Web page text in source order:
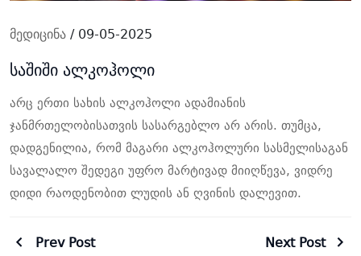
მედიცინა / 09-05-2025
საშიში ალკოჰოლი
არც ერთი სახის ალკოჰოლი ადამიანის
ჯანმრთელობისათვის სასარგებლო არ არის. თუმცა,
დადგენილია, რომ მაგარი ალკოჰოლური სასმელისაგან
სავალალო შედეგი უფრო მარტივად მიიღწევა, ვიდრე
დიდი რაოდენობით ლუდის ან ღვინის დალევით.
Prev Post Next Post